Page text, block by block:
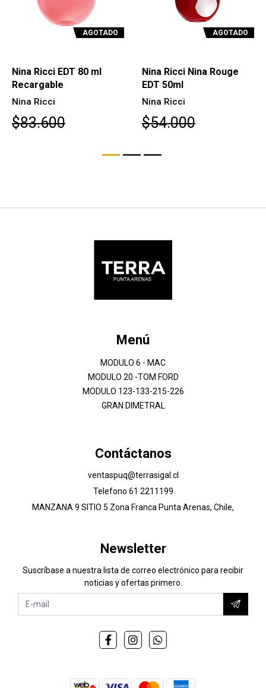
AGOTADO
Nina Ricci EDT 80 ml
Recargable
Nina Ricci
$83.600
AGOTADO
Nina Ricci Nina Rouge
EDT 50ml
Nina Ricci
$54.000
Menú
MODULO 6 - MAC
MODULO 20 -TOM FORD
MODULO 123-133-215-226
GRAN DIMETRAL
Contáctanos
ventaspuq@terrasigal.cl
Telefono 61 2211199
MANZANA 9 SITIO 5 Zona Franca Punta Arenas, Chile,
Newsletter
Suscríbase a nuestra lista de correo electrónico para recibir
noticias y ofertas primero.